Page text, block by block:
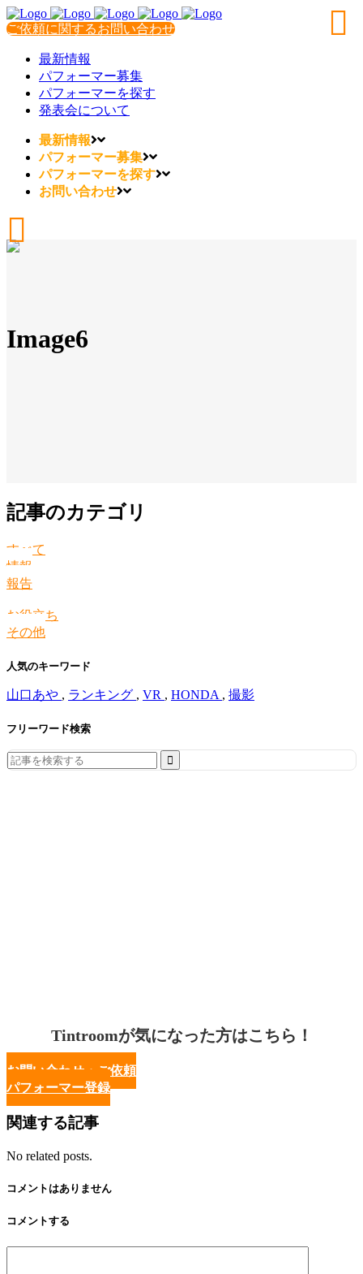
ご依頼に関するお問い合わせ
最新情報
パフォーマー募集
パフォーマーを探す
発表会について
最新情報
パフォーマー募集
パフォーマーを探す
お問い合わせ
Image6
記事のカテゴリ
すべて
情報
報告
お役立ち
その他
人気のキーワード
山口あや , ランキング , VR , HONDA , 撮影
フリーワード検索
Search
for:
Tintroomが気になった方はこちら！
お問い合わせ・ご依頼
パフォーマー登録
関連する記事
No related posts.
コメントはありません
コメントする